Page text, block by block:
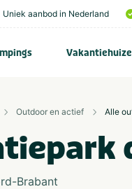
Uniek aanbod in Nederland
Outdoor en actief Alle
Brabant